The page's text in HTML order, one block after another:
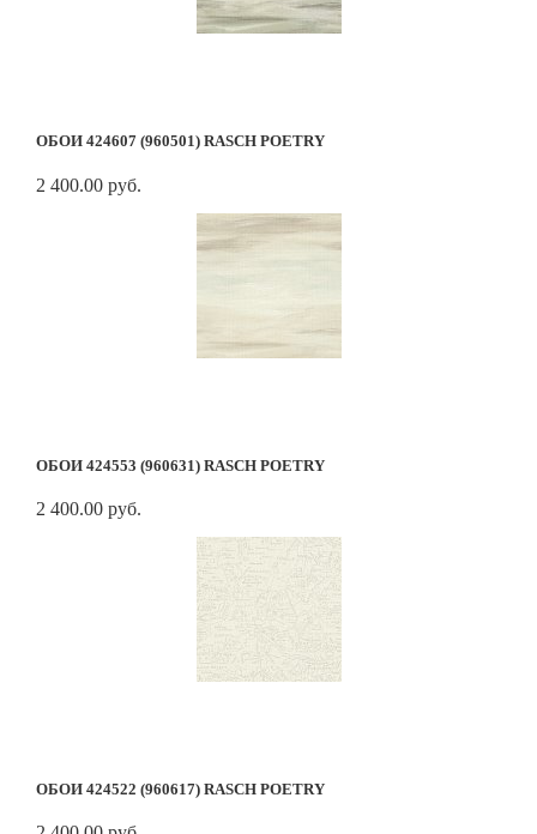
ОБОИ 424607 (960501) RASCH POETRY
2 400.00 руб.
ОБОИ 424553 (960631) RASCH POETRY
2 400.00 руб.
ОБОИ 424522 (960617) RASCH POETRY